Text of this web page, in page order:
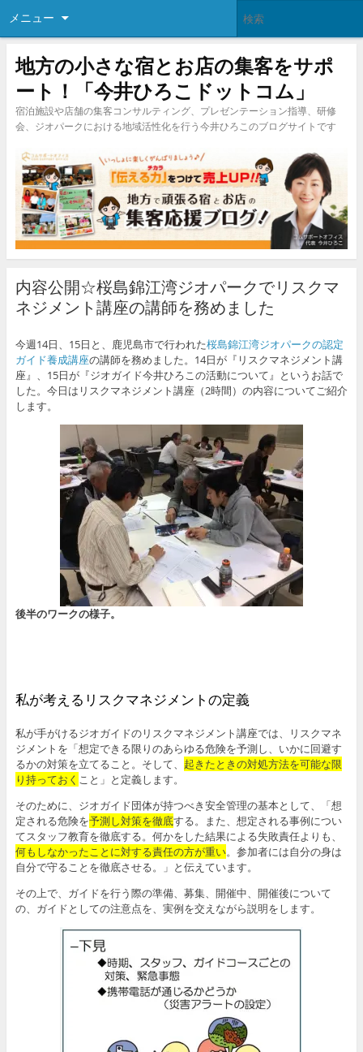
メニュー
地方の小さな宿とお店の集客をサポ
ート！「今井ひろこドットコム」
宿泊施設や店舗の集客コンサルティング、プレゼンテーション指導、研修
会、ジオパークにおける地域活性化を行う今井ひろこのブログサイトです
内容公開☆桜島錦江湾ジオパークでリスクマ
ネジメント講座の講師を務めました
今週14日、15日と、鹿児島市で行われた桜島錦江湾ジオパークの認定
ガイド養成講座の講師を務めました。14日が『リスクマネジメント講
座』、15日が『ジオガイド今井ひろこの活動について』というお話で
した。今日はリスクマネジメント講座（2時間）の内容についてご紹介
します。
後半のワークの様子。
私が考えるリスクマネジメントの定義
私が手がけるジオガイドのリスクマネジメント講座では、リスクマネ
ジメントを「想定できる限りのあらゆる危険を予測し、いかに回避す
るかの対策を立てること。そして、 起きたときの対処方法を可能な限
り持っておく こと」と定義します。
そのために、ジオガイド団体が持つべき安全管理の基本として、「想
定される危険を予測し対策を徹底する。また、想定される事例につい
てスタッフ教育を徹底する。何かをした結果による失敗責任よりも、
何もしなかったことに対する責任の方が重い。参加者には自分の身は
自分で守ることを徹底させる。」と伝えています。
その上で、ガイドを行う際の準備、募集、開催中、開催後について
の、ガイドとしての注意点を、実例を交えながら説明をします。